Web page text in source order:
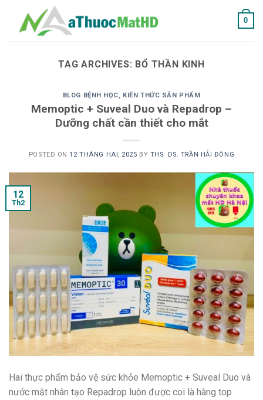
content
0
TAG ARCHIVES: BỔ THẦN KINH
BLOG BỆNH HỌC, KIẾN THỨC SẢN PHẨM
Memoptic + Suveal Duo và Repadrop –
Dưỡng chất cần thiết cho mắt
POSTED ON12 THÁNG HAI, 2025 BY THS. DS. TRẦN HẢI ĐÔNG
12
Th2
Hai thực phẩm bảo vệ sức khỏe Memoptic + Suveal Duo và
nước mắt nhân tạo Repadrop luôn được coi là hàng top